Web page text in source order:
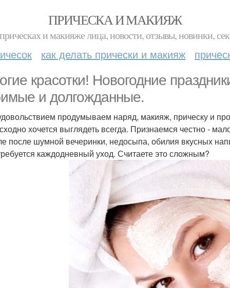
ПРИЧЕСКА И МАКИЯЖ
и макияже лица, новости, отзывы, новинки,
как делать прически и макияж
красотки! Новогодние
и долгожданные.
продумываем наряд, макияж, прическу и
хочется выглядеть всегда. Признаемся честно -
после шумной вечеринки, недосыпа, обилия вкусных
каждодневный уход. Считаете это сложным?